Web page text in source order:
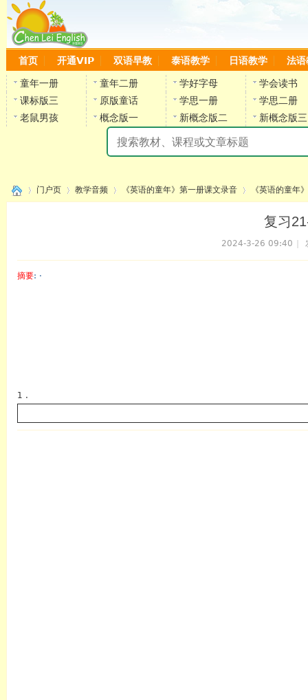
首页 开通VIP 双语早教 泰语教学 日语教学 法语
童年一册 童年二册 学好字母
学会读书
课标版三
原版童话 学思一册
学思二册
老鼠男孩
概念版一 新概念版二 新概念版三
门户页 教学音频 《英语的童年》第一册课文录音 《英语的童年
复习
2024-3-26 09:40
摘要: ·
1 .